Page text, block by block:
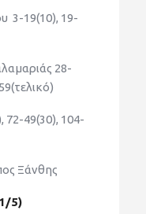
3-19(10), 19-
28-
49(30), 104-
Ξάνθης
5)